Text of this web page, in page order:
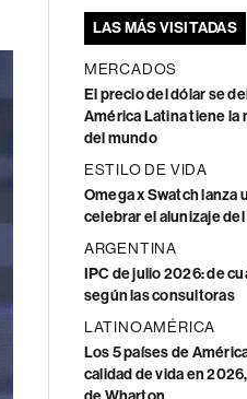
LAS MÁS VISITADAS
MERCADOS
El precio del dólar se
América Latina tiene la
del mundo
ESTILO DE VIDA
Omega x Swatch lanza
celebrar el alunizaje del
ARGENTINA
IPC de julio 2026: de
según las consultoras
LATINOAMÉRICA
Los 5 países de
calidad de vida en